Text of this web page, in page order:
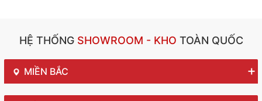
HỆ THỐNGSHOWROOM - KHO TOÀN QUỐC
MIỀN BẮC